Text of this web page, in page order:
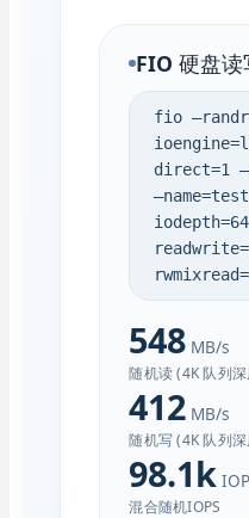
FIO 硬盘
fio
direct=1
548 MB/s
随机读 (4K 队列
412 MB/s
随机写 (4K 队列
98.1k
混合随机IOPS